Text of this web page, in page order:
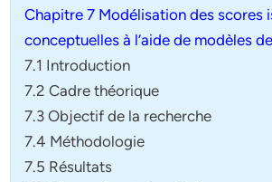
Chapitre 7 Modélisation des scores
conceptuelles à l’aide de modèles
7.1 Introduction
7.2 Cadre théorique
7.3 Objectif de la recherche
7.4 Méthodologie
7.5 Résultats